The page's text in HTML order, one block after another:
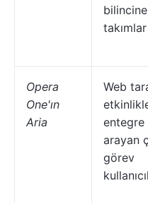
takımlar
Opera
One'ın
Aria
Web
entegre
arayan
görev